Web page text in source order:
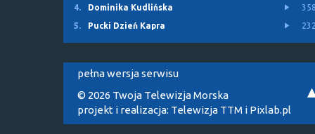
4.
Dominika Kudlińska
5.
Pucki Dzień Kapra
pełna wersja serwisu
© 2026 Twoja Telewizja Morska
projekt i realizacja: Telewizja TTM i Pixlab.pl